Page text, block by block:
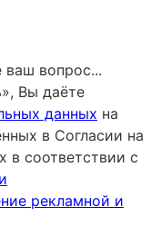
вопрос...
Вы даёте
данных на
в Согласии на
в соответствии с
рекламной и